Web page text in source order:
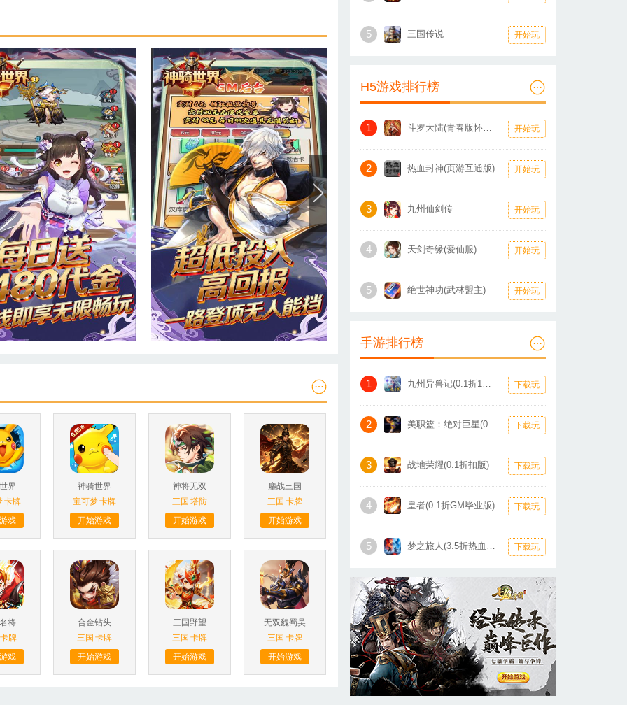
界
卡牌
戏
神骑世界
宝可梦卡牌
开始游戏
神将无双
三国 塔防
开始游戏
鏖战三国
三国 卡牌
开始游戏
将
卡牌
戏
合金钻头
三国 卡牌
开始游戏
三国野望
三国 卡牌
开始游戏
无双魏蜀吴
三国 卡牌
开始游戏
5 三国传说 开始玩
H5游戏排行榜
1 斗罗大陆(青春版怀旧服) 开始玩
2 热血封神(页游互通版) 开始玩
3 九州仙剑传 开始玩
4 天剑奇缘(爱仙服) 开始玩
5 绝世神功(武林盟主) 开始玩
手游排行榜
1 九州异兽记(0.1折1W免费版) 下载玩
2 美职篮：绝对巨星(0.1折卡牌) 下载玩
3 战地荣耀(0.1折扣版) 下载玩
4 皇者(0.1折GM毕业版) 下载玩
5 梦之旅人(3.5折热血霸业) 下载玩